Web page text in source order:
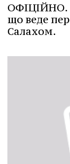
ОФІЦІЙНО.
що веде
Салахом.